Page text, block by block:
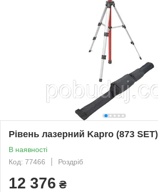
Рівень лазерний Kapro (873 SET)
В наявності
Код: 77466
Роздріб
12 376 ₴